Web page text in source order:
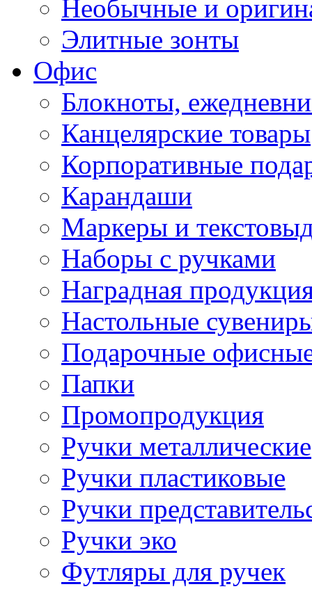
Необычные и
Элитные зонты
Офис
Блокноты,
Канцелярские товары
Корпоративные
Карандаши
Маркеры и
Наборы с ручками
Наградная
Настольные
Подарочные
Папки
Промопродукция
Ручки металлические
Ручки пластиковые
Ручки
Ручки эко
Футляры для ручек